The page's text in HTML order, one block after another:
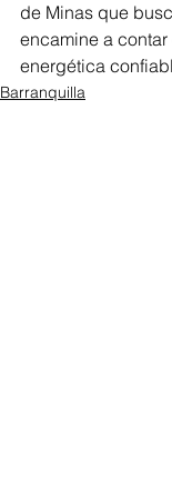
de Minas que
encamine a
energética
Barranquilla